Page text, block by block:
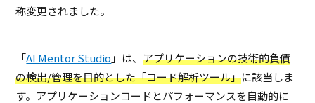
称変更されました。
「AI Mentor Studio 」は、アプリケーションの技術的負債
の検出/管理を目的とした「コード解析ツール」に該当しま
す。アプリケーションコードとパフォーマンスを自動的に